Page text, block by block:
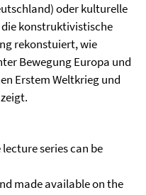
oder kulturelle
konstruktivistische
rekonstuiert, wie
Bewegung Europa und
Erstem Weltkrieg und
series can be
made available on the